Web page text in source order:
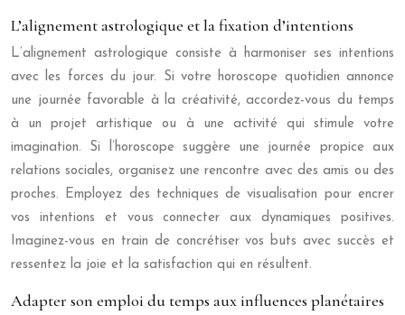
L’alignement astrologique et la fixation d’intentions
L’alignement astrologique consiste à harmoniser ses intentions
avec les forces du jour. Si votre horoscope quotidien annonce
une journée favorable à la créativité, accordez-vous du temps
à un projet artistique ou à une activité qui stimule votre
imagination. Si l’horoscope suggère une journée propice aux
relations sociales, organisez une rencontre avec des amis ou des
proches. Employez des techniques de visualisation pour encrer
vos intentions et vous connecter aux dynamiques positives.
Imaginez-vous en train de concrétiser vos buts avec succès et
ressentez la joie et la satisfaction qui en résultent.
Adapter son emploi du temps aux influences planétaires